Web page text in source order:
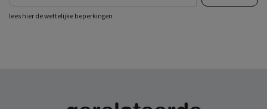
lees hier de wettelijke beperkingen